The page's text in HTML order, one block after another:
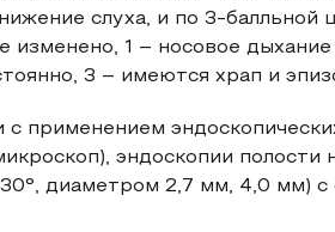
слуха, и по 3-балльной
изменено, 1 – носовое
3 – имеются храп и
применением
эндоскопии полости
30°, диаметром 2,7 мм, 4,0 мм)